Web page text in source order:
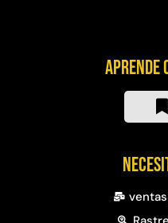
Aprende